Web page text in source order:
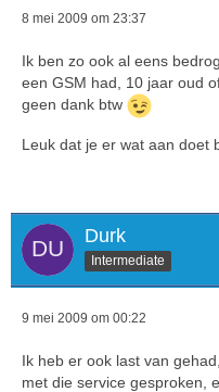
8 mei 2009 om 23:37
Ik ben zo ook al eens
een GSM had, 10 jaar oud
geen dank btw
Leuk dat je er wat aan doet
Durk
Intermediate
9 mei 2009 om 00:22
Ik heb er ook last van
met die service gesproken,